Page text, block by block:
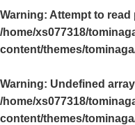
Warning: Attempt to
/home/xs077318/
content/themes/
Warning: Undefined
/home/xs077318/
content/themes/